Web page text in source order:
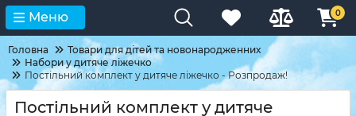
Меню 0
Головна
Товари для дітей та новонародженних
Набори у дитяче ліжечко
Постільний комплект у дитяче ліжечко - Розпродаж!
Постільний комплект у дитяче